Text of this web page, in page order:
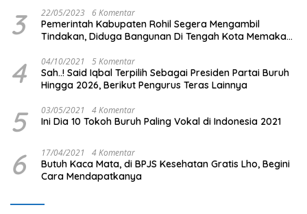
3 22/05/2023 6 Komentar
Pemerintah Kabupaten Rohil Segera Mengambil
Tindakan, Diduga Bangunan Di Tengah Kota Memakan
4 04/10/2021 5 Komentar
Sah..! Said Iqbal Terpilih Sebagai Presiden Partai Buruh
Hingga 2026, Berikut Pengurus Teras Lainnya
5 03/05/2021 4 Komentar
Ini Dia 10 Tokoh Buruh Paling Vokal di Indonesia 2021
6 17/04/2021 4 Komentar
Butuh Kaca Mata, di BPJS Kesehatan Gratis Lho, Begini
Cara Mendapatkanya